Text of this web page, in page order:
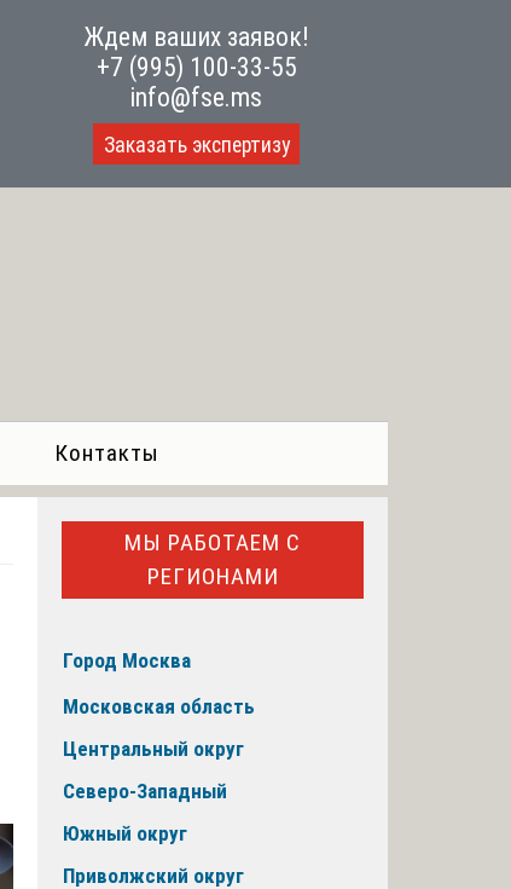
Ждем ваших заявок!
+7 (995) 100-33-55
info@fse.ms
Заказать экспертизу
Контакты
МЫ РАБОТАЕМ С
РЕГИОНАМИ
Город Москва
Московская область
Центральный округ
Северо-Западный
Южный округ
Приволжский округ